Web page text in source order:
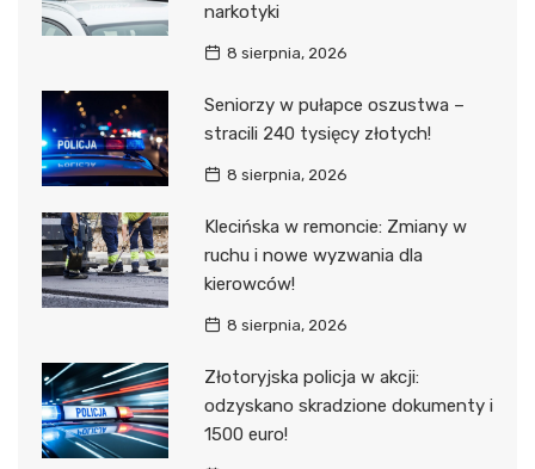
narkotyki
8 sierpnia, 2026
Seniorzy w pułapce oszustwa –
stracili 240 tysięcy złotych!
8 sierpnia, 2026
Klecińska w remoncie: Zmiany w
ruchu i nowe wyzwania dla
kierowców!
8 sierpnia, 2026
Złotoryjska policja w akcji:
odzyskano skradzione dokumenty i
1500 euro!